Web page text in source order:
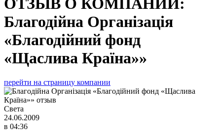
ОТЗЫВ О КОМПАНИИ:
Благодійна Організація
«Благодійний фонд
«Щаслива Країна»»
перейти на страницу компании
Света
24.06.2009
в 04:36